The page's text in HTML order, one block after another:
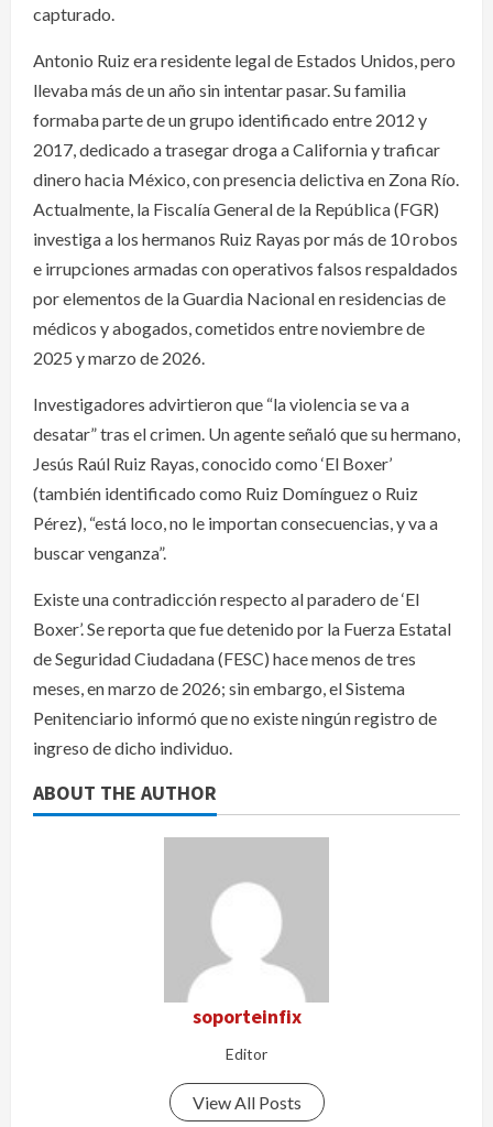
capturado.
Antonio Ruiz era residente legal de Estados Unidos, pero
llevaba más de un año sin intentar pasar. Su familia
formaba parte de un grupo identificado entre 2012 y
2017, dedicado a trasegar droga a California y traficar
dinero hacia México, con presencia delictiva en Zona Río.
Actualmente, la Fiscalía General de la República (FGR)
investiga a los hermanos Ruiz Rayas por más de 10 robos
e irrupciones armadas con operativos falsos respaldados
por elementos de la Guardia Nacional en residencias de
médicos y abogados, cometidos entre noviembre de
2025 y marzo de 2026.
Investigadores advirtieron que “la violencia se va a
desatar” tras el crimen. Un agente señaló que su hermano,
Jesús Raúl Ruiz Rayas, conocido como ‘El Boxer’
(también identificado como Ruiz Domínguez o Ruiz
Pérez), “está loco, no le importan consecuencias, y va a
buscar venganza”.
Existe una contradicción respecto al paradero de ‘El
Boxer’. Se reporta que fue detenido por la Fuerza Estatal
de Seguridad Ciudadana (FESC) hace menos de tres
meses, en marzo de 2026; sin embargo, el Sistema
Penitenciario informó que no existe ningún registro de
ingreso de dicho individuo.
ABOUT THE AUTHOR
soporteinfix
Editor
View All Posts